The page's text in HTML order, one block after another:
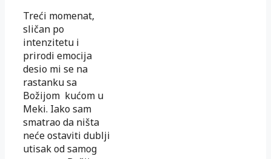
Treći momenat,
sličan po
intenzitetu i
prirodi emocija
desio mi se na
rastanku sa
Božijom kućom u
Meki. Iako sam
smatrao da ništa
neće ostaviti dublji
utisak od samog